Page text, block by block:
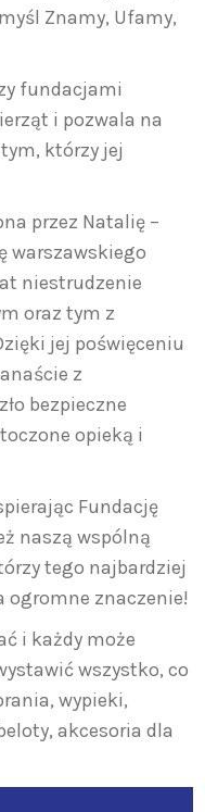
Znamy, Ufamy,
fundacjami
i pozwala na
którzy jej
przez Natalię –
warszawskiego
niestrudzenie
oraz tym z
jej poświęceniu
z
bezpieczne
opieką i
Fundację
naszą wspólną
tego najbardziej
ogromne znaczenie!
i każdy może
wszystko, co
wypieki,
akcesoria dla